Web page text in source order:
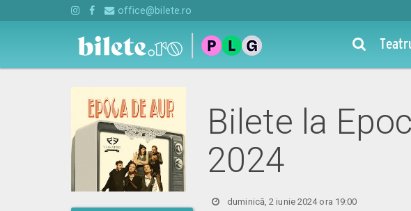
office@bilete.ro
Bilete la
2024
duminică, 2 iunie 2024 ora 19:00